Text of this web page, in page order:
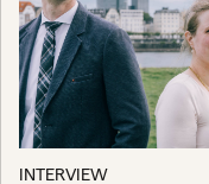
INTERVIEW